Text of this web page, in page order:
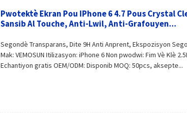
Pwotektè Ekran Pou IPhone 6 4.7 Pous Crystal
Sansib Al Touche, Anti-Lwil, Anti-Grafouyen...
Segondè Transparans, Dite 9H Anti Anprent, Ekspozisyon
Mak: VEMOSUN Itilizasyon: iPhone 6 Non pwodwi: Fim Vè Klè
Echantiyon gratis OEM/ODM: Disponib MOQ: 50pcs, aksepte...